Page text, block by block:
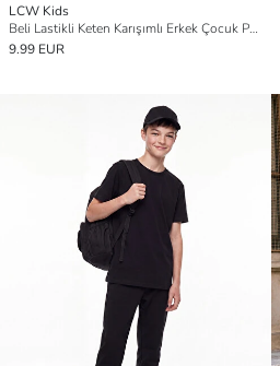
LCW Kids
Beli Lastikli Keten Karışımlı Erkek Çocuk Pantolon
9.99 EUR